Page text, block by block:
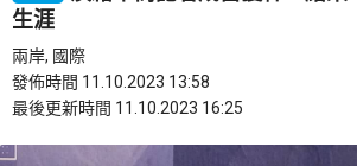
生涯
兩岸, 國際
發佈時間 11.10.2023 13:58
最後更新時間 11.10.2023 16:25